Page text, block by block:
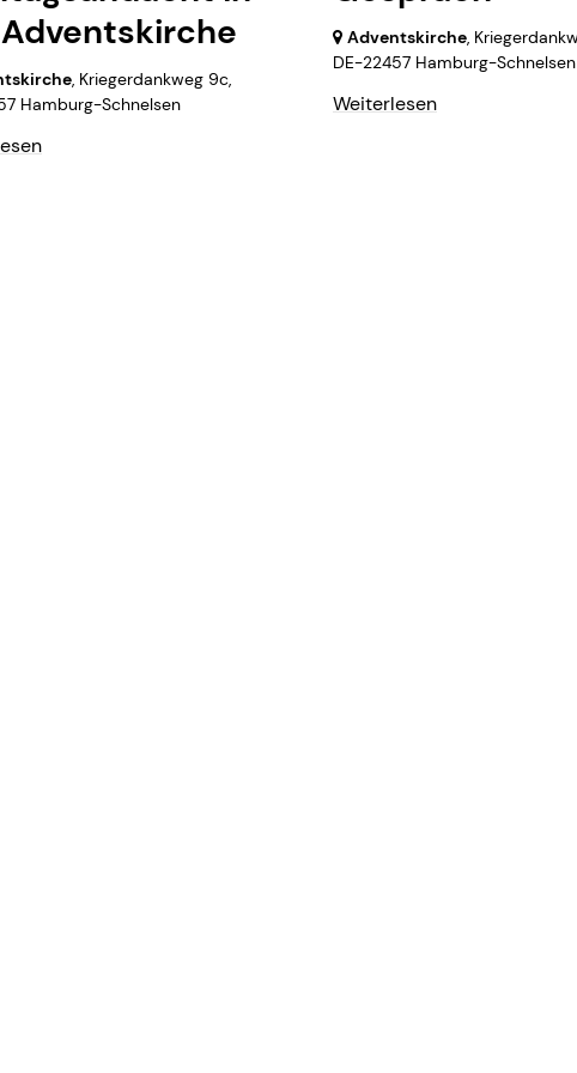
, Kriegerdankweg 9c,
Hamburg-Schnelsen
Adventskirche,
DE-22457 Hamburg-Schnelsen
Weiterlesen